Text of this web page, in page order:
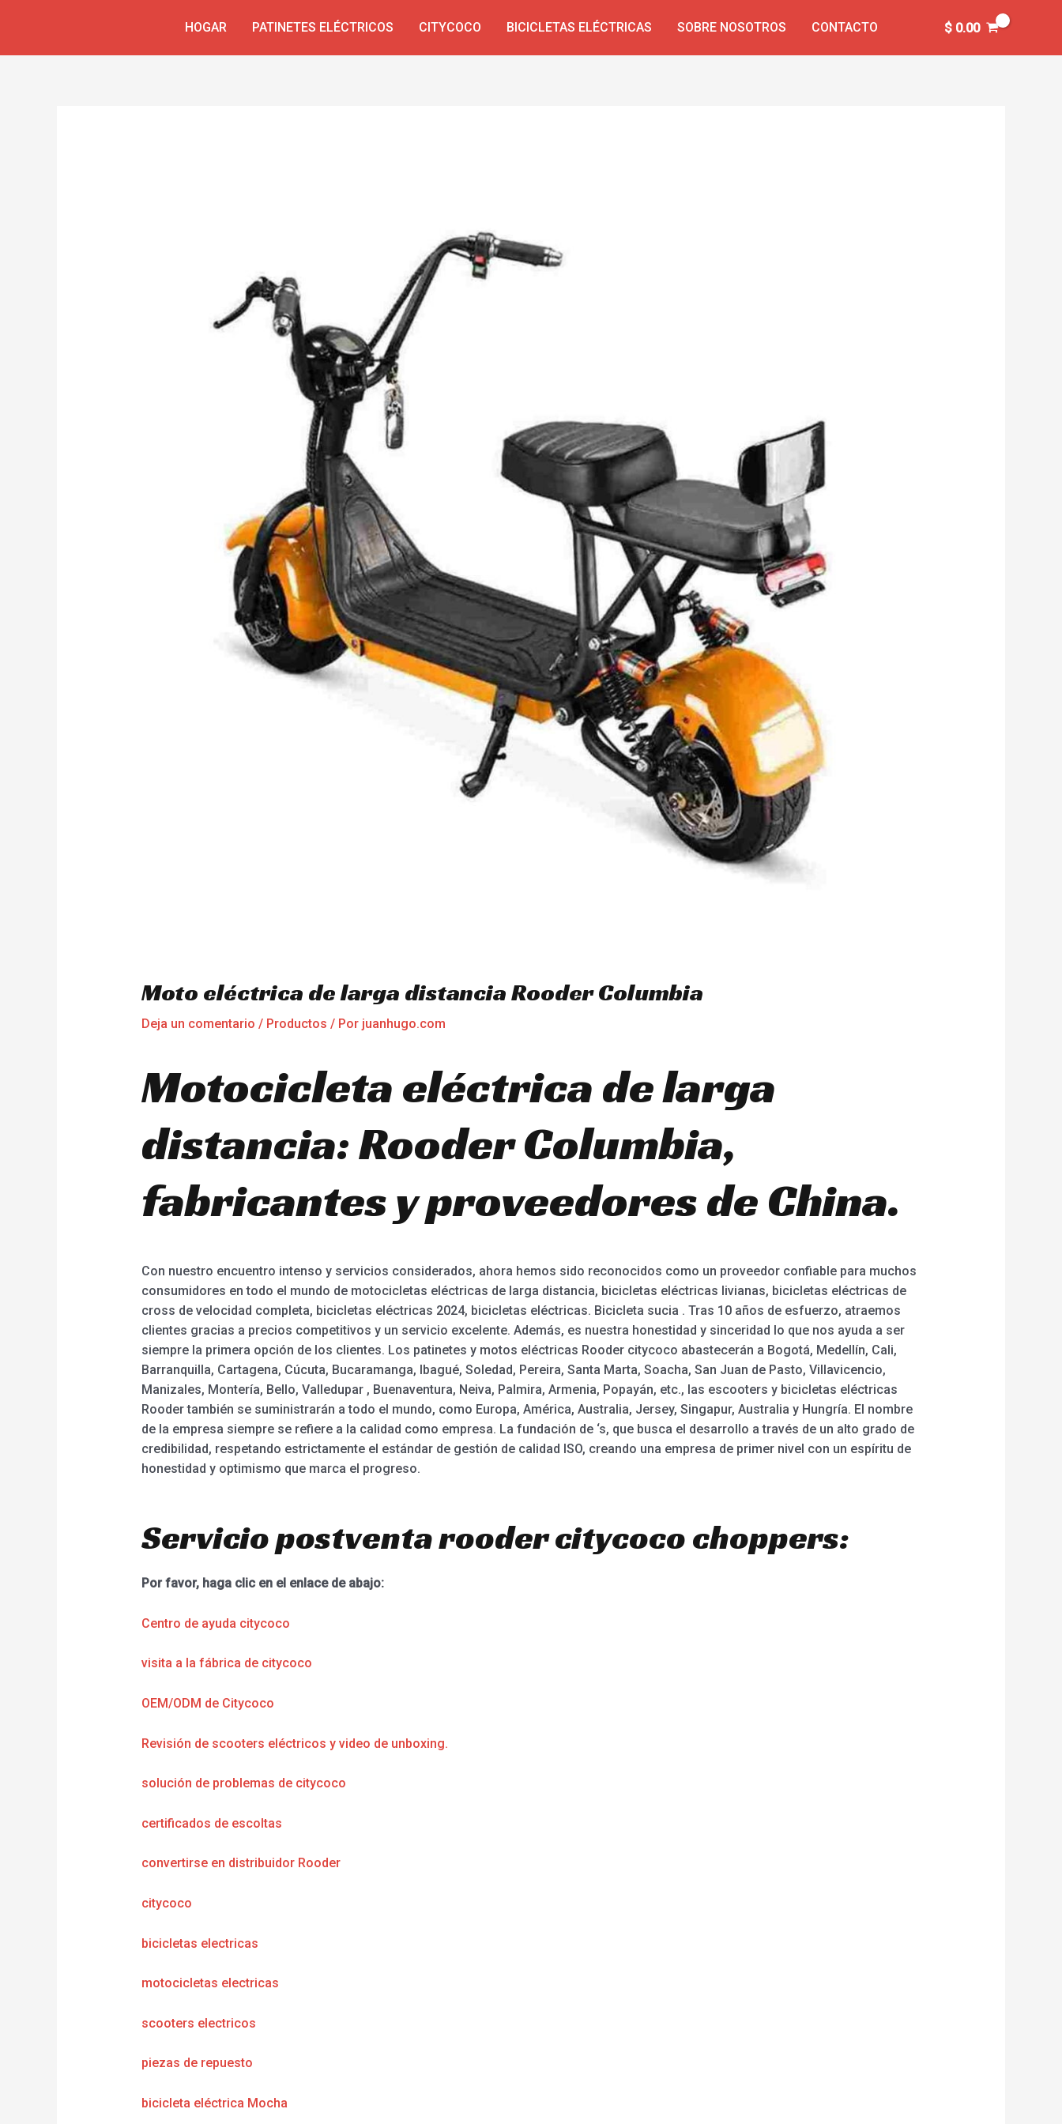
HOGAR PATINETES ELÉCTRICOS CITYCOCO BICICLETAS ELÉCTRICAS SOBRE NOSOTROS CONTACTO $0.00
Moto eléctrica de larga distancia Rooder Columbia
Deja un comentario / Productos / Por juanhugo.com
Motocicleta eléctrica de larga
distancia: Rooder Columbia,
fabricantes y proveedores de China.
Con nuestro encuentro intenso y servicios considerados, ahora hemos sido reconocidos como un proveedor confiable para muchos
consumidores en todo el mundo de motocicletas eléctricas de larga distancia, bicicletas eléctricas livianas, bicicletas eléctricas de
cross de velocidad completa, bicicletas eléctricas 2024, bicicletas eléctricas. Bicicleta sucia . Tras 10 años de esfuerzo, atraemos
clientes gracias a precios competitivos y un servicio excelente. Además, es nuestra honestidad y sinceridad lo que nos ayuda a ser
siempre la primera opción de los clientes. Los patinetes y motos eléctricas Rooder citycoco abastecerán a Bogotá, Medellín, Cali,
Barranquilla, Cartagena, Cúcuta, Bucaramanga, Ibagué, Soledad, Pereira, Santa Marta, Soacha, San Juan de Pasto, Villavicencio,
Manizales, Montería, Bello, Valledupar , Buenaventura, Neiva, Palmira, Armenia, Popayán, etc., las escooters y bicicletas eléctricas
Rooder también se suministrarán a todo el mundo, como Europa, América, Australia, Jersey, Singapur, Australia y Hungría. El nombre
de la empresa siempre se refiere a la calidad como empresa. La fundación de ‘s, que busca el desarrollo a través de un alto grado de
credibilidad, respetando estrictamente el estándar de gestión de calidad ISO, creando una empresa de primer nivel con un espíritu de
honestidad y optimismo que marca el progreso.
Servicio postventa rooder citycoco choppers:
Por favor, haga clic en el enlace de abajo:
Centro de ayuda citycoco
visita a la fábrica de citycoco
OEM/ODM de Citycoco
Revisión de scooters eléctricos y video de unboxing.
solución de problemas de citycoco
certificados de escoltas
convertirse en distribuidor Rooder
citycoco
bicicletas electricas
motocicletas electricas
scooters electricos
piezas de repuesto
bicicleta eléctrica Mocha